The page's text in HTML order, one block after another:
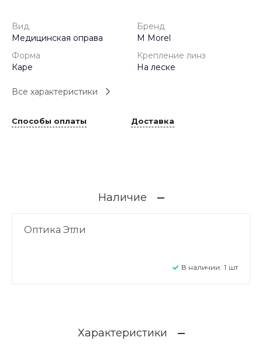
Вид
Медицинская оправа
Бренд
M Morel
Форма
Каре
Крепление линз
На леске
Все характеристики
Способы оплаты Доставка
Наличие
Оптика Этли
В наличии: 1 шт
Характеристики